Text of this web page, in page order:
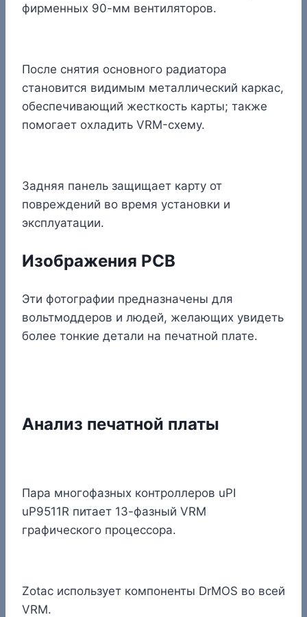
фирменных 90-мм вентиляторов.
После снятия основного радиатора
становится видимым металлический каркас,
обеспечивающий жесткость карты; также
помогает охладить VRM-схему.
Задняя панель защищает карту от
повреждений во время установки и
эксплуатации.
Изображения PCB
Эти фотографии предназначены для
вольтмоддеров и людей, желающих увидеть
более тонкие детали на печатной плате.
Анализ печатной платы
Пара многофазных контроллеров uPI
uP9511R питает 13-фазный VRM
графического процессора.
Zotac использует компоненты DrMOS во всей
VRM.